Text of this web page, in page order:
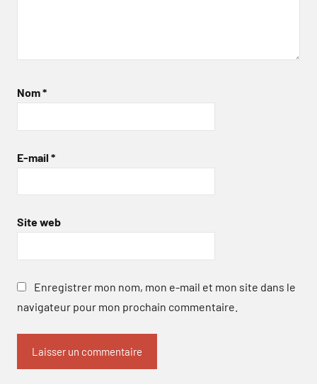
Nom*
E-mail *
Site web
Enregistrer mon nom, mon e-mail et mon site dans le
navigateur pour mon prochain commentaire.